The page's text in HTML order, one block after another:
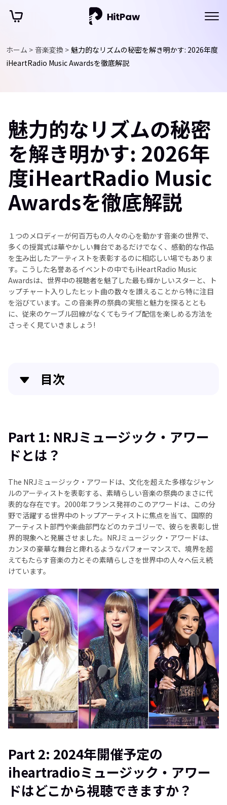
ホーム > 音楽変換 > 魅力的なリズムの秘密を解き明かす: 2026年度
iHeartRadio Music Awardsを徹底解説
魅力的なリズムの秘密
を解き明かす: 2026年
度iHeartRadio Music
Awardsを徹底解説
１つのメロディーが何百万もの人々の心を動かす音楽の世界で、
多くの授賞式は華やかしい舞台であるだけでなく、感動的な作品
を生み出したアーティストを表彰するのに相応しい場でもありま
す。こうした名誉あるイベントの中でもiHeartRadio Music
Awardsは、世界中の視聴者を魅了した最も輝かしいスターと、ト
ップチャート入りしたヒット曲の数々を讃えることから特に注目
を浴びています。この音楽界の祭典の実態と魅力を探るととも
に、従来のケーブル回線がなくてもライブ配信を楽しめる方法を
さっそく見ていきましょう!
目次
Part 2
: 2024年開催予定のiheartradioミュージック・
アワードはどこから視聴できますか？
ク・アワードを視聴する方法
まとめ
Part 1: NRJミュージック・アワー
ドとは？
The NRJミュージック・アワードは、文化を超えた多様なジャン
ルのアーティストを表彰する、素晴らしい音楽の祭典のまさに代
表的な存在です。2000年フランス発祥のこのアワードは、この分
野で活躍する世界中のトップアーティストに焦点を当て、国際的
アーティスト部門や楽曲部門などのカテゴリーで、彼らを表彰し世
界的現象へと発展させました。NRJミュージック・アワードは、
カンヌの豪華な舞台と痺れるようなパフォーマンスで、境界を超
えてもたらす音楽の力とその素晴らしさを世界中の人々へ伝え続
けています。
Part 2: 2024年開催予定の
iheartradioミュージック・アワー
ドはどこから視聴できますか？